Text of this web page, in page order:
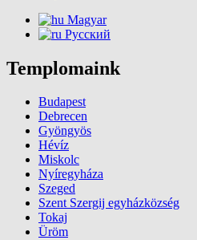
Magyar
Русский
Templomaink
Budapest
Debrecen
Gyöngyös
Hévíz
Miskolc
Nyíregyháza
Szeged
Szent Szergij egyházközség
Tokaj
Üröm